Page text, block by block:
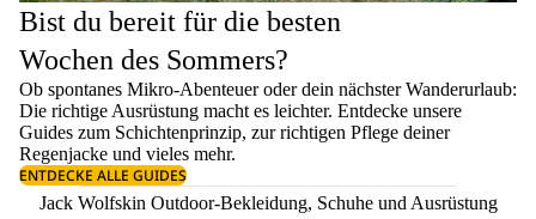
Bist du bereit für die besten
Wochen des Sommers?
Ob spontanes Mikro-Abenteuer oder dein nächster Wanderurlaub:
Die richtige Ausrüstung macht es leichter. Entdecke unsere
Guides zum Schichtenprinzip, zur richtigen Pflege deiner
Regenjacke und vieles mehr.
ENTDECKE ALLE GUIDES
Jack Wolfskin Outdoor-Bekleidung, Schuhe und Ausrüstung